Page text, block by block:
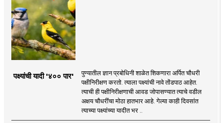
पक्ष्यांची यादी '४०० पार'
पुण्यातील ज्ञान प्रबोधिनी शाळेत शिकणारा अर्पित चौधरी
पक्षीनिरीक्षण करतो. त्याला पक्ष्यांची नावे तोंडपाठ आहेत.
त्याची ही पक्षीनिरीक्षणाची आवड जोपासण्यात त्याचे वडील
अक्षय चौधरींचा मोठा हातभार आहे. गेल्या काही दिवसांत
त्याच्या पक्ष्यांच्या यादीत भर ..